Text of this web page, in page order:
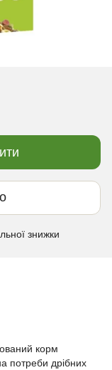
знижки
корм
потреби дрібних